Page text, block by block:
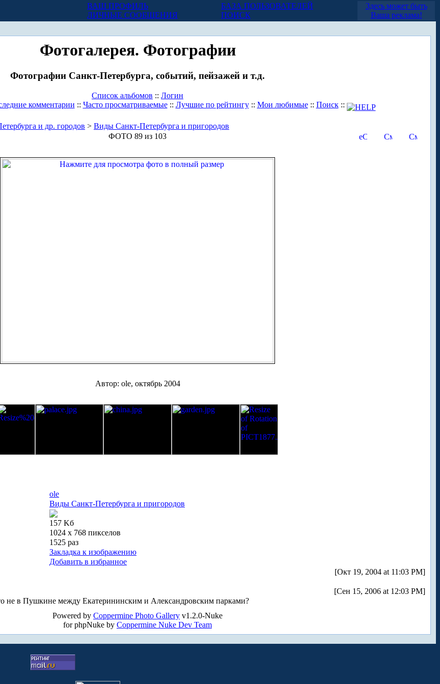
ВАШ ПРОФИЛЬ
ЛИЧНЫЕ СООБЩЕНИЯ
БАЗА ПОЛЬЗОВАТЕЛЕЙ
ПОИСК
Здесь может быть
Ваша реклама!
Фотогалерея. Фотографии
Фотографии Санкт-Петербурга, событий, пейзажей и т.д.
Список альбомов :: Логин
комментарии :: Часто просматриваемые:: Лучшие по рейтингу:: Мои любимые:: Поиск::
и др. городов > Виды Санкт-Петербурга и пригородов
ФОТО 89 из 103
Автор: ole, октябрь 2004
ole
Виды Санкт-Петербурга и пригородов
157 Kб
1024 x 768 пикселов
1525 раз
Закладка к изображению
Добавить в избранное
[Окт 19, 2004 at 11:03 PM]
[Сен 15, 2006 at 12:03 PM]
не в Пушкине между Екатерининским и Александровским парками?
Powered by Coppermine Photo Gallery v1.2.0-Nuke
for phpNuke by Coppermine Nuke Dev Team